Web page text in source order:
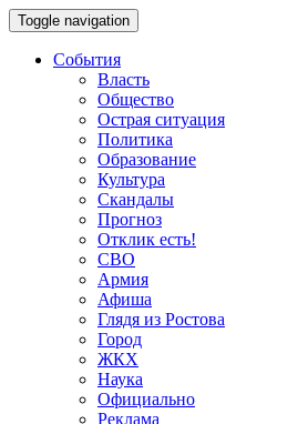
Toggle navigation
События
Власть
Общество
Острая ситуация
Политика
Образование
Культура
Скандалы
Прогноз
Отклик есть!
СВО
Армия
Афиша
Глядя из Ростова
Город
ЖКХ
Наука
Официально
Реклама